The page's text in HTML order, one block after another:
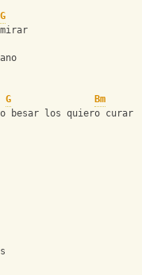
G
G
Bm
besar los quiero curar